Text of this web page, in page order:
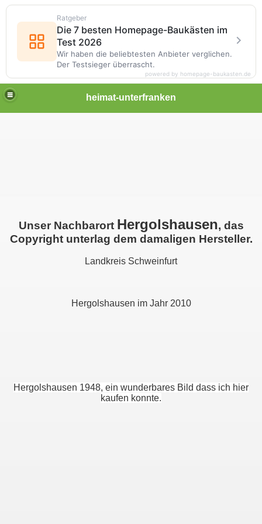
heimat-unterfranken
Unser Nachbarort Hergolshausen, das
Copyright unterlag dem damaligen Hersteller.
Landkreis Schweinfurt
Hergolshausen im Jahr 2010
Hergolshausen 1948, ein wunderbares Bild dass ich hier
kaufen konnte.
Ratgeber
Die 7 besten Homepage-Baukästen im
Test 2026
Wir haben die beliebtesten Anbieter verglichen.
Der Testsieger überrascht.
powered by homepage-baukasten.de